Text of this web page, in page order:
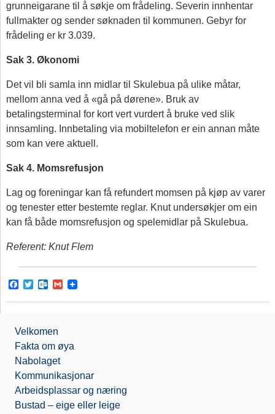
grunneigarane til å søkje om frådeling. Severin innhentar
fullmakter og sender søknaden til kommunen. Gebyr for
frådeling er kr 3.039.
Sak 3. Økonomi
Det vil bli samla inn midlar til Skulebua på ulike måtar,
mellom anna ved å «gå på dørene». Bruk av
betalingsterminal for kort vert vurdert å bruke ved slik
innsamling. Innbetaling via mobiltelefon er ein annan måte
som kan vere aktuell.
Sak 4. Momsrefusjon
Lag og foreningar kan få refundert momsen på kjøp av varer
og tenester etter bestemte reglar. Knut undersøkjer om ein
kan få både momsrefusjon og spelemidlar på Skulebua.
Referent: Knut Flem
F
c
o
o
k
T
i
e
r
O
t
o
k
.
c
o
m
G
a
Velkomen
Fakta om øya
Nabolaget
Kommunikasjonar
Arbeidsplassar og næring
Bustad – eige eller leige